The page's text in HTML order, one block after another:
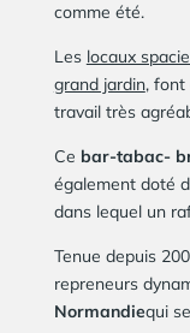
comme été.
Les locaux
grand jardin, font
travail très
Ce bar-tabac-
également doté
dans lequel un
Tenue depuis
repreneurs
Normandiequi